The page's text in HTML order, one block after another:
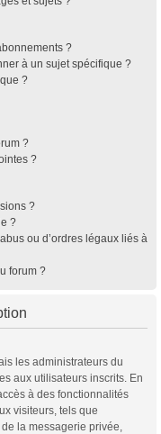
?
à un sujet spécifique ?
?
?
?
?
?
ou d’ordres légaux liés à
forum ?
les administrateurs du
aux utilisateurs inscrits. En
à des fonctionnalités
visiteurs, tels que
de la messagerie privée,